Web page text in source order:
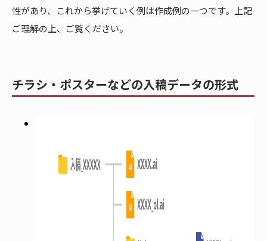
性があり、これから挙げていく例は作成例の一つです。上記
ご理解の上、ご覧ください。
チラシ・ポスターなどの入稿データの形式